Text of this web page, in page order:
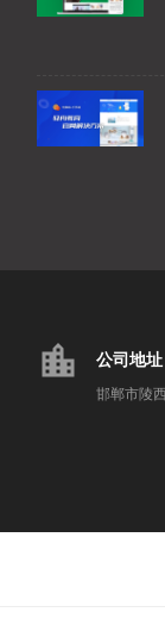
location_city 公司地址
邯郸市陵